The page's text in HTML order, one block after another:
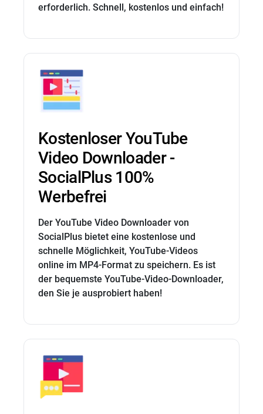
erforderlich. Schnell, kostenlos und einfach!
Kostenloser YouTube
Video Downloader -
SocialPlus 100%
Werbefrei
Der YouTube Video Downloader von
SocialPlus bietet eine kostenlose und
schnelle Möglichkeit, YouTube-Videos
online im MP4-Format zu speichern. Es ist
der bequemste YouTube-Video-Downloader,
den Sie je ausprobiert haben!